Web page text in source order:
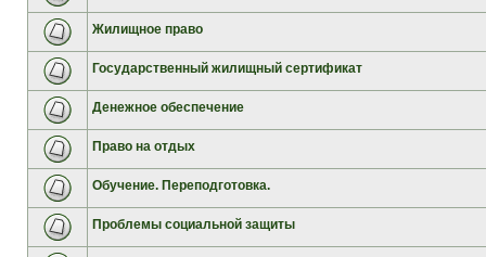
Жилищное право
Государственный жилищный сертификат
Денежное обеспечение
Право на отдых
Обучение. Переподготовка.
Проблемы социальной защиты